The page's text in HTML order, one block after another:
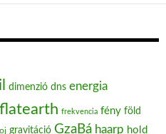
dimenzió dns energia
flatearth frekvencia fény föld
gravitáció GzaBá haarp hold